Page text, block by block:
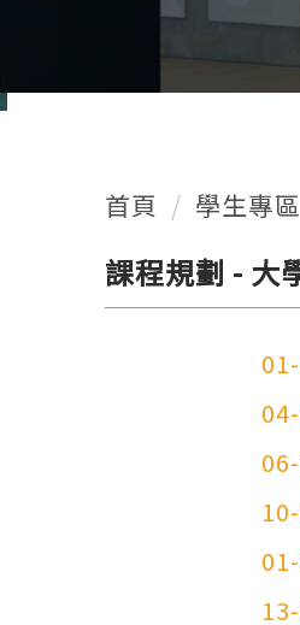
首頁 學生專區
課程規劃 - 大